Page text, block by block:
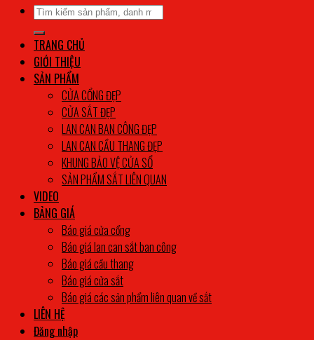
Tìm
kiếm:
TRANG CHỦ
GIỚI THIỆU
SẢN PHẨM
CỬA CỔNG ĐẸP
CỬA SẮT ĐẸP
LAN CAN BAN CÔNG ĐẸP
LAN CAN CẦU THANG ĐẸP
KHUNG BẢO VỆ CỬA SỔ
SẢN PHẨM SẮT LIÊN QUAN
VIDEO
BẢNG GIÁ
Báo giá cửa cổng
Báo giá lan can sắt ban công
Báo giá cầu thang
Báo giá cửa sắt
Báo giá các sản phẩm liên quan về sắt
LIÊN HỆ
Đăng nhập